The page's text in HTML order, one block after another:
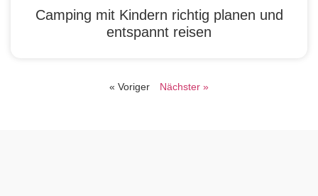
Camping mit Kindern richtig planen und
entspannt reisen
« Voriger Nächster »